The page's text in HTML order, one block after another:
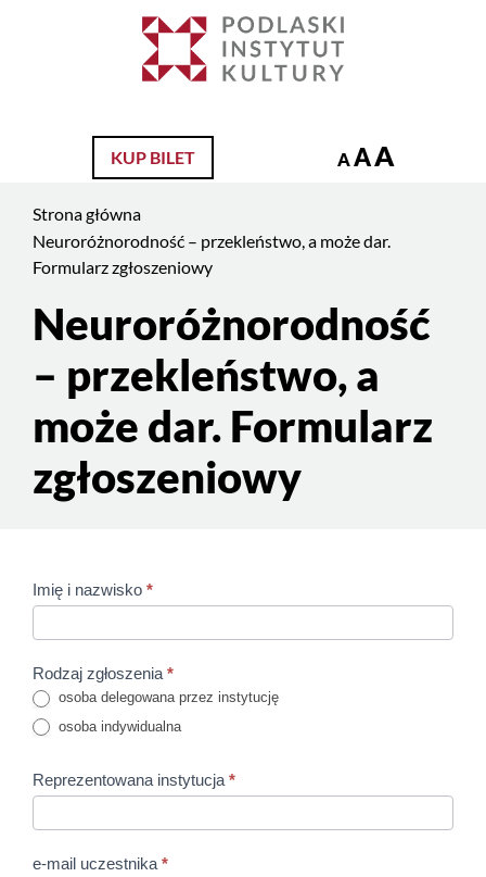
przekleństwo,
może
Formularz
zgłoszeniowy
KUP BILET AAA
Strona główna
Neuroróżnorodność – przekleństwo, a może dar.
Formularz zgłoszeniowy
Treść
stronyNeuroróżnorodność
– przekleństwo, a
może dar. Formularz
zgłoszeniowy
Warsztaty
dramy w
Spodkach.
23-24
2023 r.
Imię i nazwisko *
Rodzaj zgłoszenia *
osoba delegowana przez instytucję
osoba indywidualna
Reprezentowana instytucja *
e-mail uczestnika *